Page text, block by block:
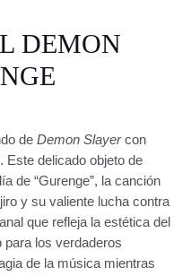
DEMON
de Demon Slayercon
Este delicado objeto de
de “Gurenge”, la canción
y su valiente lucha contra
que refleja la estética del
los verdaderos
de la música mientras